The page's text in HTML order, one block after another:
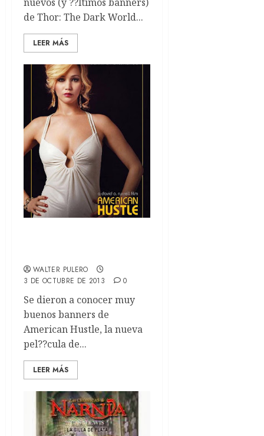
de Thor: The Dark World...
LEER MÁS
WALTER PULERO
3 DE OCTUBRE DE 2013
0
Se dieron a conocer muy
buenos banners de
American Hustle, la nueva
pel??cula de...
LEER MÁS